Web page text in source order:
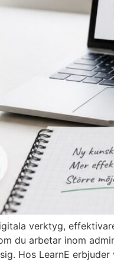
verktyg,
du arbetar inom
Hos LearnE